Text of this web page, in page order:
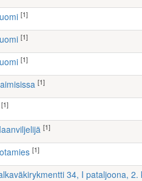
Suomi [1]
Suomi [1]
Suomi [1]
Naimisissa [1]
[1]
maanviljelijä [1]
Sotamies [1]
34, I pataljoona,